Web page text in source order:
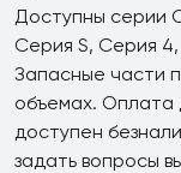
Доступны серии
Серия S, Серия
Запасные части
объемах. Оплата
доступен
задать вопросы